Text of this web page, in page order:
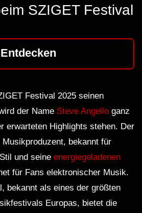
SZIGET Festival
Entdecken
Festival 2025 seinen
der Name Steve Angello ganz
erwarteten Highlights stehen. Der
bekannt für
und seine energiegeladenen
für Fans elektronischer Musik.
bekannt als eines der größten
Europas, bietet die